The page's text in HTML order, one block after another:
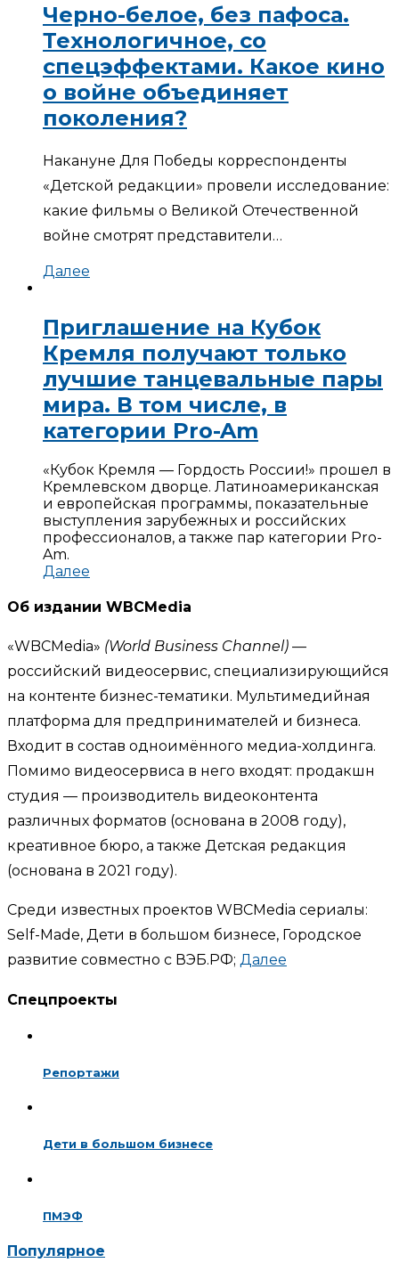
Черно-белое, без пафоса.
Технологичное, со
спецэффектами. Какое кино
о войне объединяет
поколения?
Накануне Для Победы корреспонденты
«Детской редакции» провели исследование:
какие фильмы о Великой Отечественной
войне смотрят представители…
Далее
Приглашение на Кубок
Кремля получают только
лучшие танцевальные пары
мира. В том числе, в
категории Pro-Am
«Кубок Кремля — Гордость России!» прошел в
Кремлевском дворце. Латиноамериканская
и европейская программы, показательные
выступления зарубежных и российских
профессионалов, а также пар категории Pro-
Am.
Далее
Об издании WBCMedia
«WBCMedia» (World Business Channel) —
российский видеосервис, специализирующийся
на контенте бизнес-тематики. Мультимедийная
платформа для предпринимателей и бизнеса.
Входит в состав одноимённого медиа-холдинга.
Помимо видеосервиса в него входят: продакшн
студия — производитель видеоконтента
различных форматов (основана в 2008 году),
креативное бюро, а также Детская редакция
(основана в 2021 году).
Среди известных проектов WBCMedia сериалы:
Self-Made, Дети в большом бизнесе, Городское
развитие совместно с ВЭБ.РФ; Далее
Спецпроекты
Репортажи
Дети в большом бизнесе
ПМЭФ
Популярное